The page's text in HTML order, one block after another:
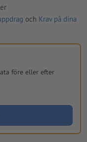
och Krav på dina
före eller efter